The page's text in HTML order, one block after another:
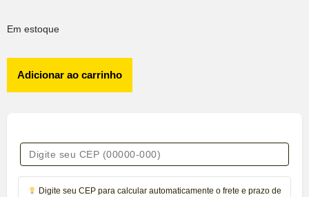
Em estoque
Adicionar ao carrinho
Digite seu CEP para calcular automaticamente o frete e prazo de